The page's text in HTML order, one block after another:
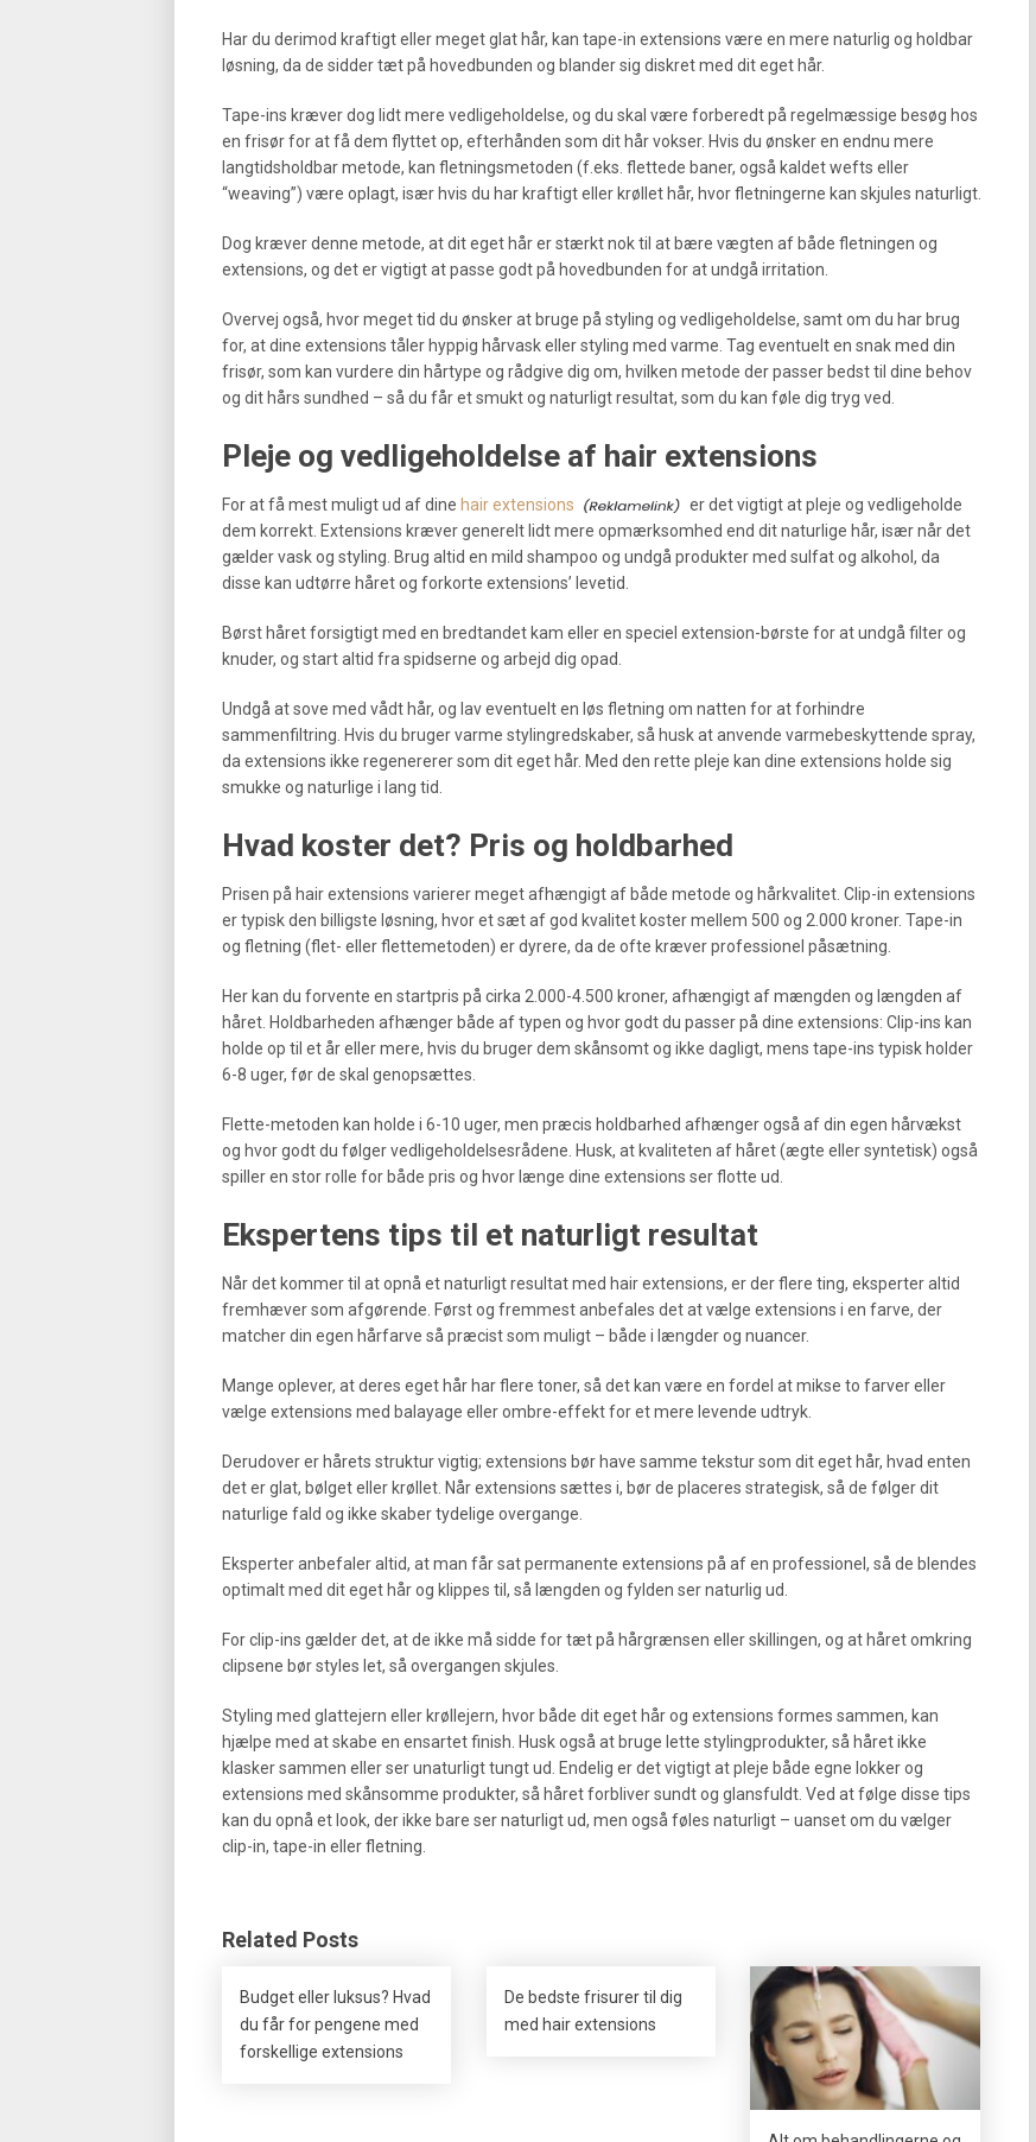
Har du derimod kraftigt eller meget glat hår, kan tape-in extensions være en mere naturlig og holdbar
løsning, da de sidder tæt på hovedbunden og blander sig diskret med dit eget hår.
Tape-ins kræver dog lidt mere vedligeholdelse, og du skal være forberedt på regelmæssige besøg hos
en frisør for at få dem flyttet op, efterhånden som dit hår vokser. Hvis du ønsker en endnu mere
langtidsholdbar metode, kan fletningsmetoden (f.eks. flettede baner, også kaldet wefts eller
“weaving”) være oplagt, især hvis du har kraftigt eller krøllet hår, hvor fletningerne kan skjules naturligt.
Dog kræver denne metode, at dit eget hår er stærkt nok til at bære vægten af både fletningen og
extensions, og det er vigtigt at passe godt på hovedbunden for at undgå irritation.
Overvej også, hvor meget tid du ønsker at bruge på styling og vedligeholdelse, samt om du har brug
for, at dine extensions tåler hyppig hårvask eller styling med varme. Tag eventuelt en snak med din
frisør, som kan vurdere din hårtype og rådgive dig om, hvilken metode der passer bedst til dine behov
og dit hårs sundhed – så du får et smukt og naturligt resultat, som du kan føle dig tryg ved.
Pleje og vedligeholdelse af hair extensions
For at få mest muligt ud af dine hair extensions
er det vigtigt at pleje og vedligeholde
dem korrekt. Extensions kræver generelt lidt mere opmærksomhed end dit naturlige hår, især når det
gælder vask og styling. Brug altid en mild shampoo og undgå produkter med sulfat og alkohol, da
disse kan udtørre håret og forkorte extensions’ levetid.
Børst håret forsigtigt med en bredtandet kam eller en speciel extension-børste for at undgå filter og
knuder, og start altid fra spidserne og arbejd dig opad.
Undgå at sove med vådt hår, og lav eventuelt en løs fletning om natten for at forhindre
sammenfiltring. Hvis du bruger varme stylingredskaber, så husk at anvende varmebeskyttende spray,
da extensions ikke regenererer som dit eget hår. Med den rette pleje kan dine extensions holde sig
smukke og naturlige i lang tid.
Hvad koster det? Pris og holdbarhed
Prisen på hair extensions varierer meget afhængigt af både metode og hårkvalitet. Clip-in extensions
er typisk den billigste løsning, hvor et sæt af god kvalitet koster mellem 500 og 2.000 kroner. Tape-in
og fletning (flet- eller flettemetoden) er dyrere, da de ofte kræver professionel påsætning.
Her kan du forvente en startpris på cirka 2.000-4.500 kroner, afhængigt af mængden og længden af
håret. Holdbarheden afhænger både af typen og hvor godt du passer på dine extensions: Clip-ins kan
holde op til et år eller mere, hvis du bruger dem skånsomt og ikke dagligt, mens tape-ins typisk holder
6-8 uger, før de skal genopsættes.
Flette-metoden kan holde i 6-10 uger, men præcis holdbarhed afhænger også af din egen hårvækst
og hvor godt du følger vedligeholdelsesrådene. Husk, at kvaliteten af håret (ægte eller syntetisk) også
spiller en stor rolle for både pris og hvor længe dine extensions ser flotte ud.
Ekspertens tips til et naturligt resultat
Når det kommer til at opnå et naturligt resultat med hair extensions, er der flere ting, eksperter altid
fremhæver som afgørende. Først og fremmest anbefales det at vælge extensions i en farve, der
matcher din egen hårfarve så præcist som muligt – både i længder og nuancer.
Mange oplever, at deres eget hår har flere toner, så det kan være en fordel at mikse to farver eller
vælge extensions med balayage eller ombre-effekt for et mere levende udtryk.
Derudover er hårets struktur vigtig; extensions bør have samme tekstur som dit eget hår, hvad enten
det er glat, bølget eller krøllet. Når extensions sættes i, bør de placeres strategisk, så de følger dit
naturlige fald og ikke skaber tydelige overgange.
Eksperter anbefaler altid, at man får sat permanente extensions på af en professionel, så de blendes
optimalt med dit eget hår og klippes til, så længden og fylden ser naturlig ud.
For clip-ins gælder det, at de ikke må sidde for tæt på hårgrænsen eller skillingen, og at håret omkring
clipsene bør styles let, så overgangen skjules.
Styling med glattejern eller krøllejern, hvor både dit eget hår og extensions formes sammen, kan
hjælpe med at skabe en ensartet finish. Husk også at bruge lette stylingprodukter, så håret ikke
klasker sammen eller ser unaturligt tungt ud. Endelig er det vigtigt at pleje både egne lokker og
extensions med skånsomme produkter, så håret forbliver sundt og glansfuldt. Ved at følge disse tips
kan du opnå et look, der ikke bare ser naturligt ud, men også føles naturligt – uanset om du vælger
clip-in, tape-in eller fletning.
Related Posts
Budget eller luksus? Hvad
du får for pengene med
forskellige extensions
De bedste frisurer til dig
med hair extensions